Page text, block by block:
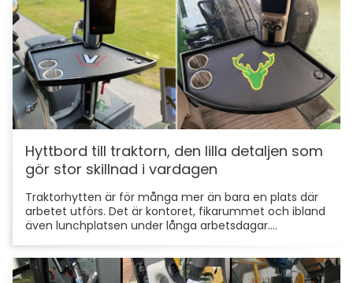
Hyttbord till traktorn, den lilla detaljen som
gör stor skillnad i vardagen
Traktorhytten är för många mer än bara en plats där
arbetet utförs. Det är kontoret, fikarummet och ibland
även lunchplatsen under långa arbetsdagar....